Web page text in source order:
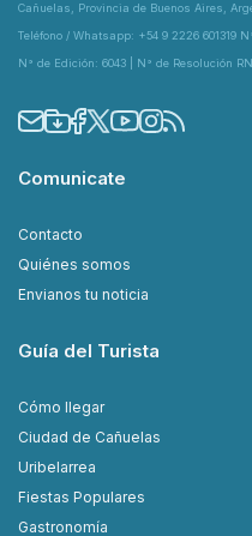
Cañuelas, Provincia de Buenos Aires,
Teléfono / Whatsapp: +54 9 2226 601319
N° de Edición: 6043 | N° de Resolución
Comunicate
Contacto
Quiénes somos
Envianos tu noticia
Guía del Turista
Cómo llegar
Ciudad de Cañuelas
Uribelarrea
Fiestas Populares
Gastronomía